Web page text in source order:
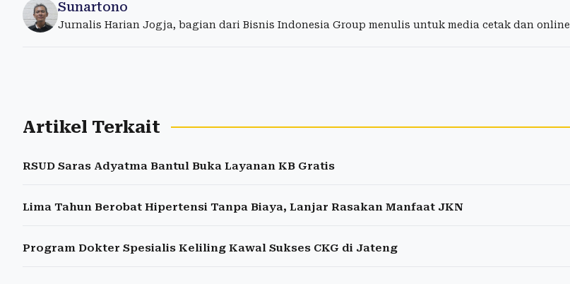
Sunartono
Jurnalis Harian Jogja, bagian dari Bisnis Indonesia Group menulis untuk media cetak dan online
Artikel Terkait
RSUD Saras Adyatma Bantul Buka Layanan KB Gratis
Lima Tahun Berobat Hipertensi Tanpa Biaya, Lanjar Rasakan Manfaat JKN
Program Dokter Spesialis Keliling Kawal Sukses CKG di Jateng